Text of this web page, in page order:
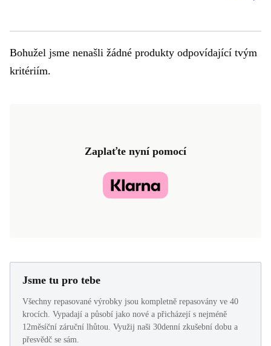
Bohužel jsme nenašli žádné produkty odpovídající tvým
kritériím.
Zaplaťte nyní pomocí
Jsme tu pro tebe
Všechny repasované výrobky jsou kompletně repasovány ve 40
krocích. Vypadají a působí jako nové a přicházejí s nejméně
12měsíční záruční lhůtou. Využij naši 30denní zkušební dobu a
přesvědč se sám.